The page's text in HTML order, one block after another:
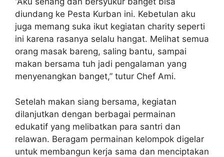
diundang ke Pesta Kurban ini. Kebetulan aku
juga memang suka ikut kegiatan charity seperti
ini karena rasanya selalu hangat. Melihat semua
orang masak bareng, saling bantu, sampai
makan bersama tuh jadi pengalaman yang
menyenangkan banget,” tutur Chef Ami.
Setelah makan siang bersama, kegiatan
dilanjutkan dengan berbagai permainan
edukatif yang melibatkan para santri dan
relawan. Beragam permainan kelompok digelar
untuk membangun kerja sama dan menciptakan